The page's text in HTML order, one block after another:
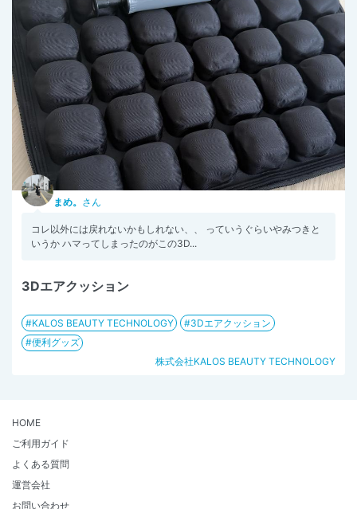
まめ。 さん
コレ以外には戻れないかもしれない、、 っていうぐらいやみつきと
いうか ハマってしまったのがこの3D...
3Dエアクッション
KALOS BEAUTY TECHNOLOGY
3Dエアクッション
便利グッズ
株式会社KALOS BEAUTY TECHNOLOGY
HOME
ご利用ガイド
よくある質問
運営会社
お問い合わせ